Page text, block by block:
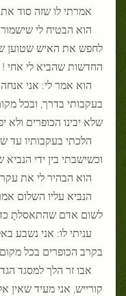
אמרתי לו שזה סוד
הוא הבטיח לי
לחפש את האיש שטוען
החדשות שהביא לי אחי !
הוא אמר לי: אני
בעקבותי בדרך, ובכל
שלא יבינו הכופרים ולא
הלכתי בעקבותיו עד
וכשישבתי בין ידי
הוא הבהיר לי את
הנביא עליו השלום
לשום אדם שהתאסלתָ
עניתי לו: אני נשבע
בקרב הכופרים בכל
אבו זר הלך למסגד
קורייש, אני מעיד שאין